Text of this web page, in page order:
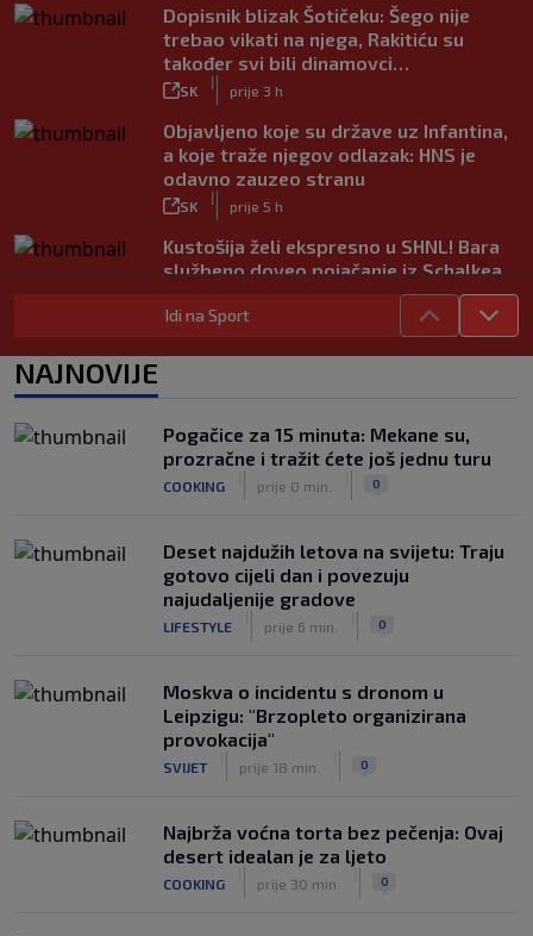
Dopisnik blizak Šotičeku: Šego nije
trebao vikati na njega, Rakitiću su
također svi bili dinamovci…
SK
|
prije 3 h
Objavljeno koje su države uz Infantina,
a koje traže njegov odlazak: HNS je
odavno zauzeo stranu
SK
|
prije 5 h
Kustošija želi ekspresno u SHNL! Bara
službeno doveo pojačanje iz Schalkea
Tomiyasu se vraća u Premier ligu,
postat će suigrač bivšeg Vatrenog
Veliko priznanje za hrvatskog
stručnjaka: Jurica Žuža novi je pomoćni
trener Barcelone
|
prije 2 h
Idi na Sport
NAJNOVIJE
Pogačice za 15 minuta: Mekane su,
prozračne i tražit ćete još jednu turu
COOKING prije 0 min. 0
Deset najdužih letova na svijetu: Traju
gotovo cijeli dan i povezuju
najudaljenije gradove
LIFESTYLE prije 6 min. 0
Moskva o incidentu s dronom u
Leipzigu: "Brzopleto organizirana
provokacija"
SVIJET prije 18 min. 0
Najbrža voćna torta bez pečenja: Ovaj
desert idealan je za ljeto
COOKING prije 30 min. 0